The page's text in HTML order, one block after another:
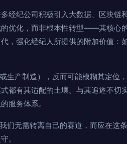
经纪公司积极引入大数据、区块链
优化，而非根本性转型——其核心
，强化经纪人所提供的附加价值：
生产制造），反而可能模糊其定位
都有其适配的土壤。与其追逐不切
服务体系。
们无需转离自己的赛道，而应在这
。